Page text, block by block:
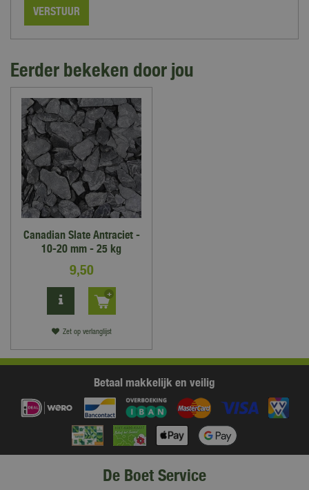
Eerder bekeken door jou
Canadian Slate Antraciet -
10-20 mm - 25 kg
9,50
Zet op verlanglijst
Betaal makkelijk en veilig
De Boet Service